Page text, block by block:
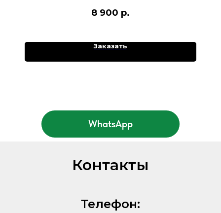
8 900 р.
Заказать
WhatsApp
Контакты
Телефон: